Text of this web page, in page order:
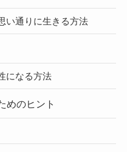
い通りに生きる方法
になる方法
めのヒント